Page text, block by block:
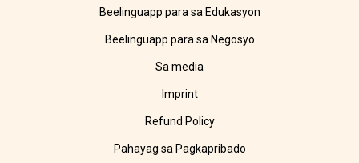
Beelinguapp para sa Edukasyon
Beelinguapp para sa Negosyo
Sa media
Imprint
Refund Policy
Pahayag sa Pagkapribado